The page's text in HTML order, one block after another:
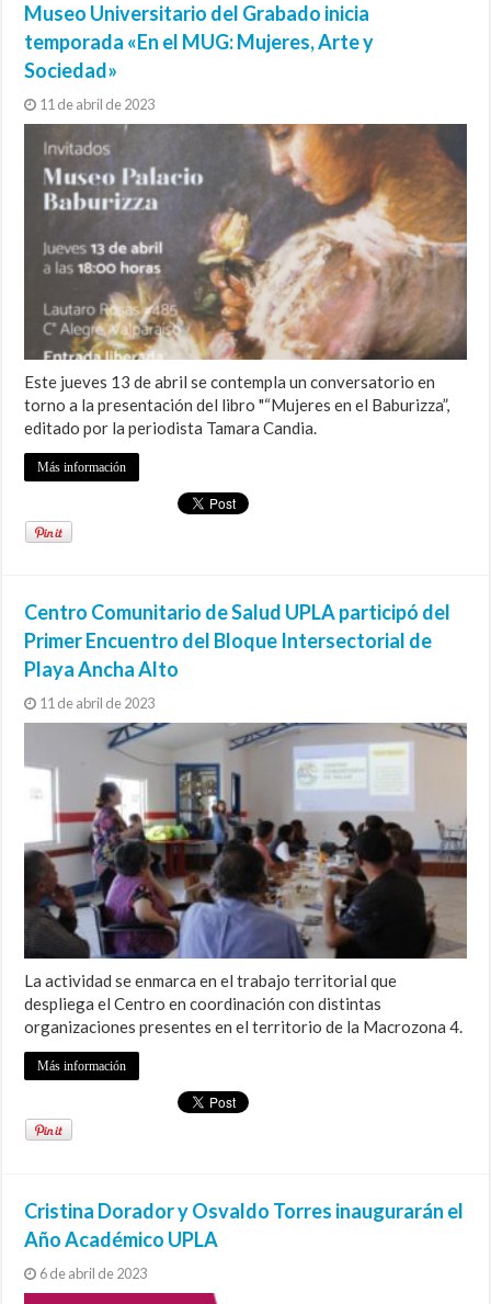
Museo Universitario del Grabado inicia
temporada «En el MUG: Mujeres, Arte y
Sociedad»
11 de abril de 2023
Este jueves 13 de abril se contempla un conversatorio en
torno a la presentación del libro "“Mujeres en el Baburizza”,
editado por la periodista Tamara Candia.
Más información
Centro Comunitario de Salud UPLA participó del
Primer Encuentro del Bloque Intersectorial de
Playa Ancha Alto
11 de abril de 2023
La actividad se enmarca en el trabajo territorial que
despliega el Centro en coordinación con distintas
organizaciones presentes en el territorio de la Macrozona 4.
Más información
Cristina Dorador y Osvaldo Torres inaugurarán el
Año Académico UPLA
6 de abril de 2023